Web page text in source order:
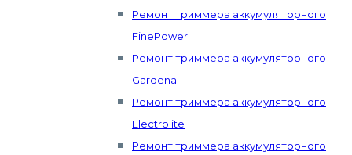
Ремонт триммера аккумуляторного
FinePower
Ремонт триммера аккумуляторного
Gardena
Ремонт триммера аккумуляторного
Electrolite
Ремонт триммера аккумуляторного